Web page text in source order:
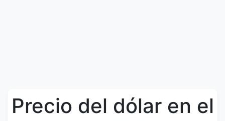
Precio del dólar en el